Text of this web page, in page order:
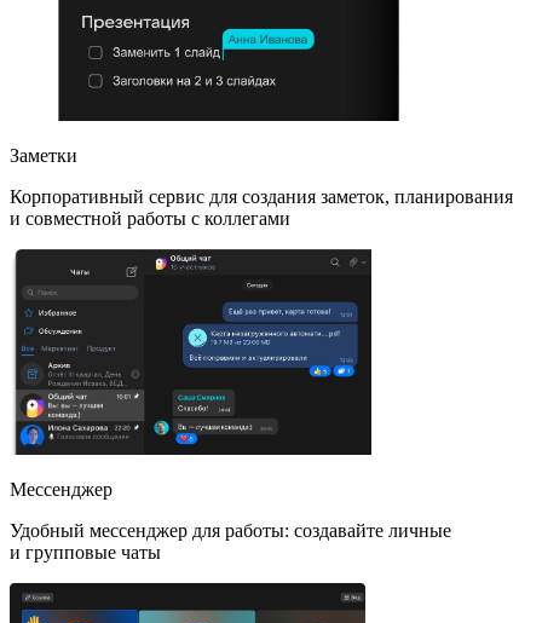
Заметки
Корпоративный сервис для создания заметок, планирования
и совместной работы с коллегами
Мессенджер
Удобный мессенджер для работы: создавайте личные
и групповые чаты